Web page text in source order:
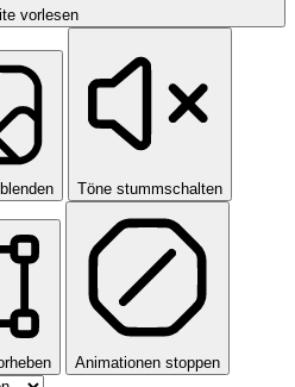
vorlesen
Töne stummschalten
Animationen stoppen